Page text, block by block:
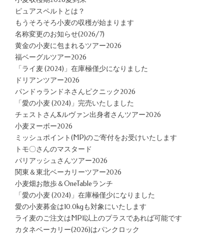
ピュアスペルトとは？
もうそろそろ小麦の収穫が始まります
名称変更のお知らせ(2026/7)
黄金の小麦に包まれるツアー2026
福ベーグルツアー2026
「ライ麦 (2024)」在庫極僅少になりました
ドリアンツアー2026
パンドゥランドネさんピクニック2026
「愛の小麦 (2024)」完売いたしました
チェストさん&ルヴァン出身者さんツアー2026
小麦ヌーボー2026
ミッシュポイント(MP)のご寄付をお受けいたします
トモ〇さんのマスタード
パリアッシュさんツアー2026
関東＆東北ベーカリーツアー2026
小麦畑お散歩＆OneTableランチ
「愛の小麦 (2024)」在庫極僅少になりました
愛の小麦募金は10.0kgも対象にいたします
ライ麦のご注文はMP1以上のプラスであれば可能です
カタネベーカリー(2026)はパンクロック